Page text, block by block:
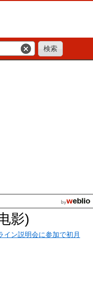
影)
ン説明会に参加で初月